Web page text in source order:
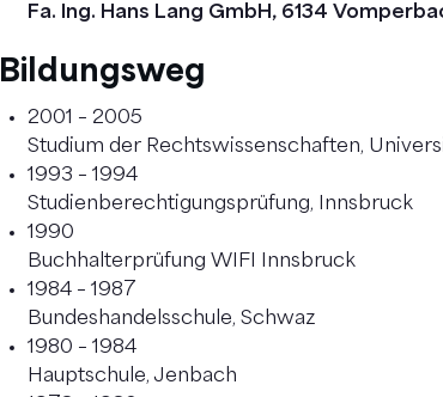
Fa. Ing. Hans Lang GmbH, 6134
Bildungsweg
2001 – 2005
Studium der Rechtswissenschaften,
1993 – 1994
Studienberechtigungsprüfung, Innsbruck
1990
Buchhalterprüfung WIFI Innsbruck
1984 – 1987
Bundeshandelsschule, Schwaz
1980 – 1984
Hauptschule, Jenbach